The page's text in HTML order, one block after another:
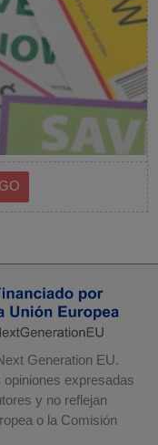
Generation EU.
expresadas
y no reflejan
o la Comisión